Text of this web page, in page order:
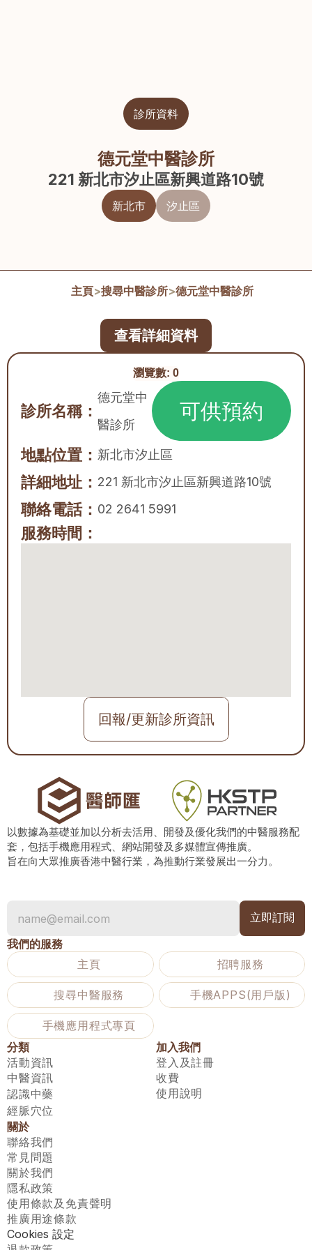
診所資料
德元堂中醫診所
221 新北市汐止區新興道路10號
新北市 汐止區
主頁>搜尋中醫診所>德元堂中醫診所
瀏覽數: 0
診所名稱：
德元堂中
醫診所
可供預約
地點位置： 新北市汐止區
詳細地址： 221 新北市汐止區新興道路10號
聯絡電話： 02 2641 5991
服務時間：
回報/更新診所資訊
查看詳細資料
以數據為基礎並加以分析去活用、開發及優化我們的中醫服務配
套，包括手機應用程式、網站開發及多媒體宣傳推廣。
旨在向大眾推廣香港中醫行業，為推動行業發展出一分力。
我們的服務
主頁
招聘服務
搜尋中醫服務 手機APPS(用戶版)
手機應用程式專頁
分類
活動資訊
中醫資訊
認識中藥
經脈穴位
加入我們
登入及註冊
收費
使用說明
關於
聯絡我們
常見問題
關於我們
隱私政策
使用條款及免責聲明
推廣用途條款
Cookies 設定